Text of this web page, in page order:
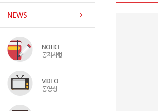
NEWS
NOTICE
공지사항
VIDEO
동영상